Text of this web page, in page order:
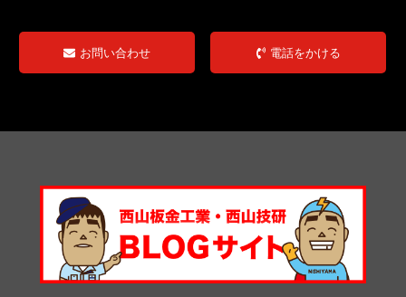
お問い合わせ 電話をかける